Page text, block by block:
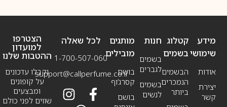
מידע
שימושי
אודות
יצירת
קשר
חנות
בשמים
לגברים
בשמים
לנשים
קטלוג
בשמים
הבשמים
הנמכרים
ביותר
מותגים
מובילים
בושם
קסרג’וף
בושם
לכל שאלה
1-700-507-060
support@callperfume.co.il
הצטרפו
למועדון
ההטבות שלנו
וקבלו עדכונים
על קופונים
ומבצעים
שווים לפני כולם